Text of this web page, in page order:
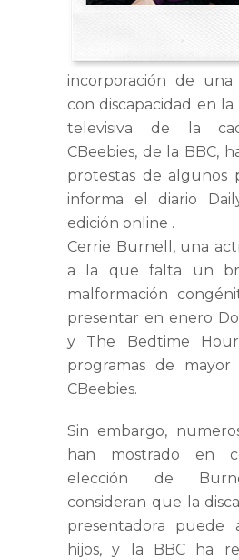
incorporación de una
con discapacidad en
televisiva de la
CBeebies, de la BBC,
protestas de algunos
informa el diario
edición online .
Cerrie Burnell, una
a la que falta un
malformación
presentar en enero
y The Bedtime
programas de mayor
CBeebies.
Sin embargo,
han mostrado en
elección de
consideran que la
presentadora puede
hijos, y la BBC ha